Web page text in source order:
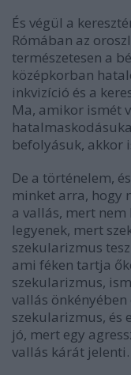
És végül a
Rómában az
természetesen a
középkorban
inkvizíció és a
Ma, amikor ismét
befolyásuk, akkor
De a történelem,
minket arra, hogy
a vallás, mert
legyenek, mert
szekularizmus
ami féken tartja
szekularizmus,
vallás önkényében
szekularizmus, és
jó, mert egy
vallás kárát jelenti.